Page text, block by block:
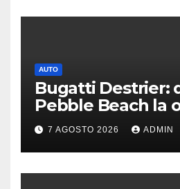
AUTO
Bugatti Destrier:
Pebble Beach la
derivata dalla
7 AGOSTO 2026 ADMIN